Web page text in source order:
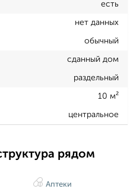
есть
нет данных
обычный
сданный дом
раздельный
10 м²
центральное
рядом
Аптеки